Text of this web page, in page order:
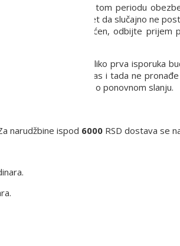
h. Molimo Vas da u tom periodu
pregledate paket da slučajno ne
možda oštećen, odbijte prijem
kuriru adresnicu.
praksa je da Vas, ukoliko prva isporuka
dostavu. Ukoliko Vas i tada ne
i dogovoriti se o ponovnom slanju.
narudžbine ispod 6000 RSD dostava se